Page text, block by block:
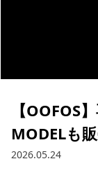
スタッフスナップ
【OOFOS
MODELも
2026.05.24